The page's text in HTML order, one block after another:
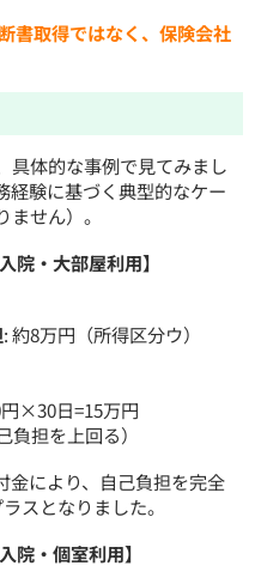
書取得ではなく、保険会社
具体的な事例で見てみまし
経験に基づく典型的なケー
せん）。
院・大部屋利用】
: 約8万円（所得区分ウ）
×30日=15万円
負担を上回る）
金により、自己負担を完全
スとなりました。
院・個室利用】